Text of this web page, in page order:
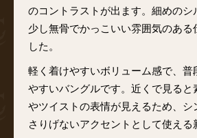
のコントラストが出ます。細めのシ
少し無骨でかっこいい雰囲気のある
した。
軽く着けやすいボリューム感で、普
やすいバングルです。近くで見ると
やツイストの表情が見えるため、シ
さりげないアクセントとして使える